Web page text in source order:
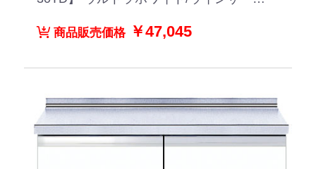
ラックストーン
商品販売価格￥47,045